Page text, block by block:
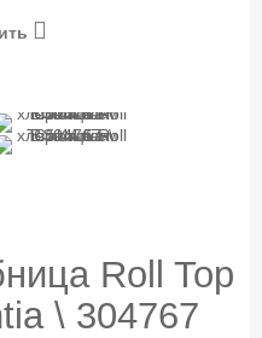
Roll Top
\ 304767